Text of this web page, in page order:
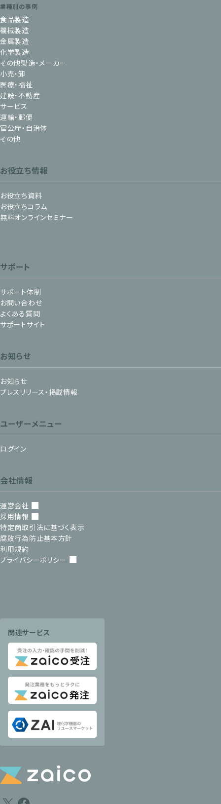
業種別の事例
食品製造
機械製造
金属製造
化学製造
その他製造・メーカー
小売・卸
医療・福祉
建設・不動産
サービス
運輸・郵便
官公庁・自治体
その他
お役立ち情報
お役立ち資料
お役立ちコラム
無料オンラインセミナー
サポート
サポート体制
お問い合わせ
よくある質問
サポートサイト
お知らせ
お知らせ
プレスリリース・掲載情報
ユーザーメニュー
ログイン
会社情報
運営会社
採用情報
特定商取引法に基づく表示
腐敗行為防止基本方針
利用規約
プライバシーポリシー
関連サービス